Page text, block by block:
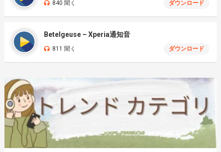
840 聞く ダウンロード
Betelgeuse – Xperia通知音
811 聞く ダウンロード